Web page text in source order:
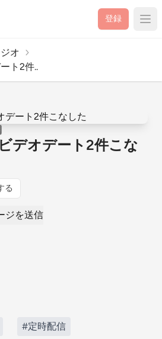
登録
オ
ト2件..
デオデート2件こな
る
ジを送信
#定時配信